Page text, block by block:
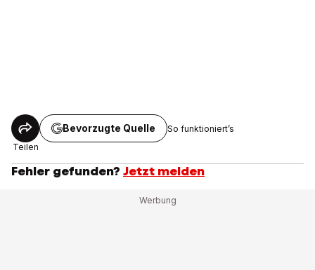
Teilen
Bevorzugte Quelle So funktioniert’s
Fehler gefunden? Jetzt melden